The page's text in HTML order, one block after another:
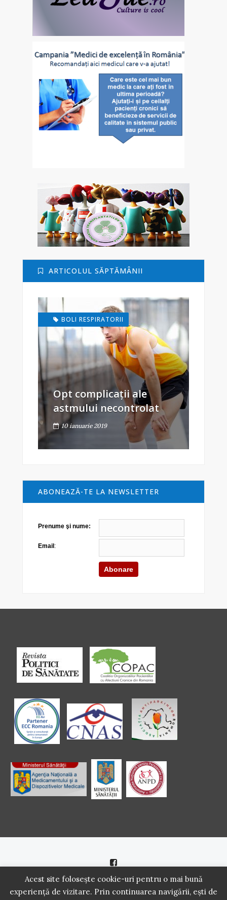
ARTICOLUL SĂPTĂMÂNII
BOLI RESPIRATORII
Opt complicații ale
astmului necontrolat
10 ianuarie 2019
ABONEAZĂ-TE LA NEWSLETTER
Prenume şi nume:
Email :
Politică de cookie |Politică de confidenţialitate
2016 - 2021 Copyright. Scoala Pacientilor - QUINN Media SRL.
Acest site folosește cookie-uri pentru o mai bună
experiență de vizitare. Prin continuarea navigării, ești de